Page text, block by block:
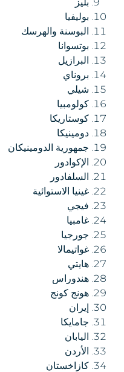
بوليفيا
البوسنة والهرسك
بوتسوانا
البرازيل
بروناي
شيلي
كولومبيا
كوستاريكا
دومينيكا
جمهورية الدومينيكان
الإكوادور
السلفادور
غينيا الاستوائية
فيجي
غامبيا
جورجيا
غواتيمالا
هايتي
هندوراس
هونج كونج
إيران
جامايكا
اليابان
الأردن
كازاخستان